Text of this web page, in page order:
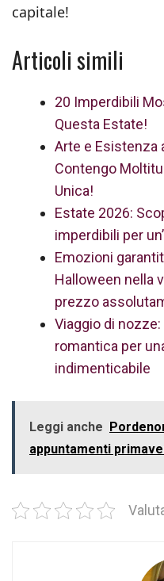
capitale!
Articoli simili
20 Imperdibili
Questa Estate!
Arte e Esistenza
Contengo
Unica!
Estate 2026:
imperdibili per
Emozioni
Halloween nella
prezzo
Viaggio di
romantica per
indimenticabile
Leggi anche
appuntamenti